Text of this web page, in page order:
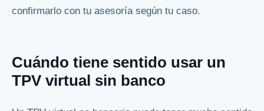
confirmarlo con tu asesoría según tu caso.
Cuándo tiene sentido usar un
TPV virtual sin banco